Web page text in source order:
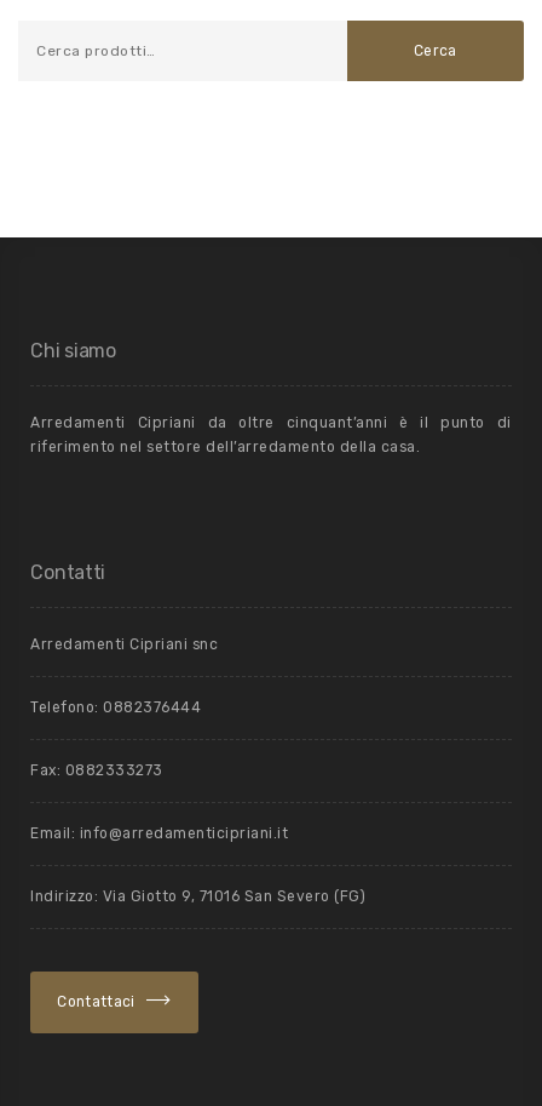
Cerca
Chi siamo
Arredamenti Cipriani da oltre cinquant’anni è il punto di
riferimento nel settore dell’arredamento della casa.
Contatti
Arredamenti Cipriani snc
Telefono: 0882376444
Fax: 0882333273
Email: info@arredamenticipriani.it
Indirizzo: Via Giotto 9, 71016 San Severo (FG)
Contattaci